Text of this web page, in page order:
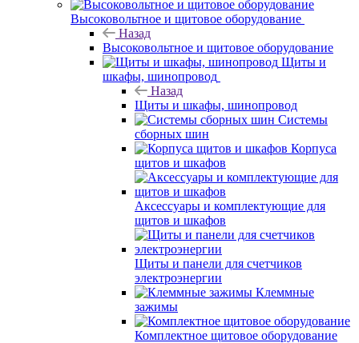
Высоковольтное и щитовое оборудование
Назад
Высоковольтное и щитовое оборудование
Щиты и
шкафы, шинопровод
Назад
Щиты и шкафы, шинопровод
Системы
сборных шин
Корпуса
щитов и шкафов
Аксессуары и комплектующие для
щитов и шкафов
Щиты и панели для счетчиков
электроэнергии
Клеммные
зажимы
Комплектное щитовое оборудование